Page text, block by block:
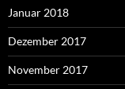
Januar 2018
Dezember 2017
November 2017